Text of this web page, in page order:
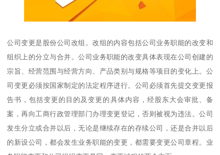
公司变更是股份公司改组。改组的内容包括公司业务职能的改变和
组织上的分立与合并。公司业务职能的改变具体表现在公司创建的
宗旨、经营范围与经营方向、产品类别与规格等项目的变化上。公
司变更必须按国家制定的法定程序进行。公司必须首先提交变更报
告书，包括变更的目的及变更的具体内容，经股东大会审批、备
案，再向工商行政管理部门办理变更登记，否则被视为违法。公司
发生分立或合并以后，无论是继续存在的存续公司，还是合并以后
的新设公司，都会发生业务职能的变更，都需要变更公司章程。业